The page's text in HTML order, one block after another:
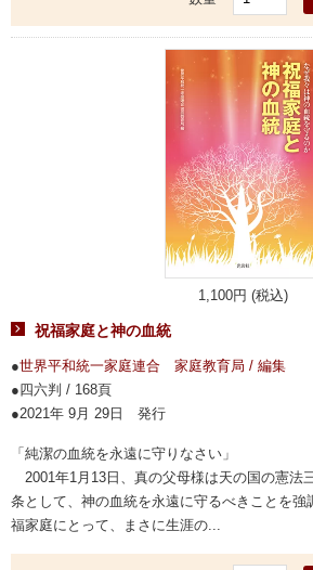
1,100円 (税込)
祝福家庭と神の血統
世界平和統一家庭連合 家庭教育局 / 編集
四六判 / 168頁
2021年 9月 29日 発行
「純潔の血統を永遠に守りなさい」
2001年1月13日、真の父母様は天の国の憲法
条として、神の血統を永遠に守るべきことを強
福家庭にとって、まさに生涯の...